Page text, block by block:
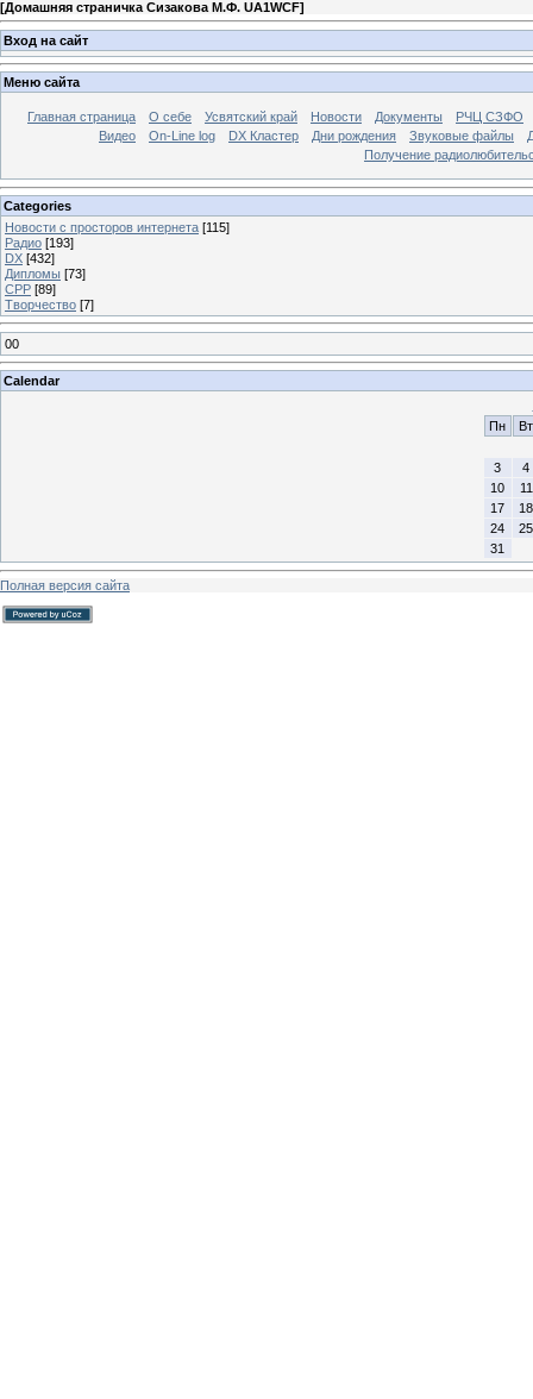
[Домашняя страничка Сизакова М.Ф. UA1WCF]
Вход на сайт
Меню сайта
Главная страница О себе Усвятский край Новости Документы
РЧЦ СЗФО
Видео
On-Line log DX Кластер Дни рождения Звуковые файлы
Получение
Categories
Новости с просторов интернета [115]
Радио [193]
DX [432]
Дипломы [73]
СРР [89]
Творчество [7]
00
Calendar
Пн
Вт
3
4
10
11
17
18
24
25
31
Полная версия сайта